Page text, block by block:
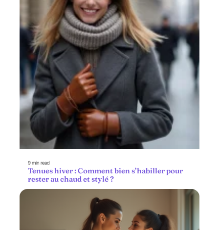
9 min read
Tenues hiver : Comment bien s’habiller pour
rester au chaud et stylé ?